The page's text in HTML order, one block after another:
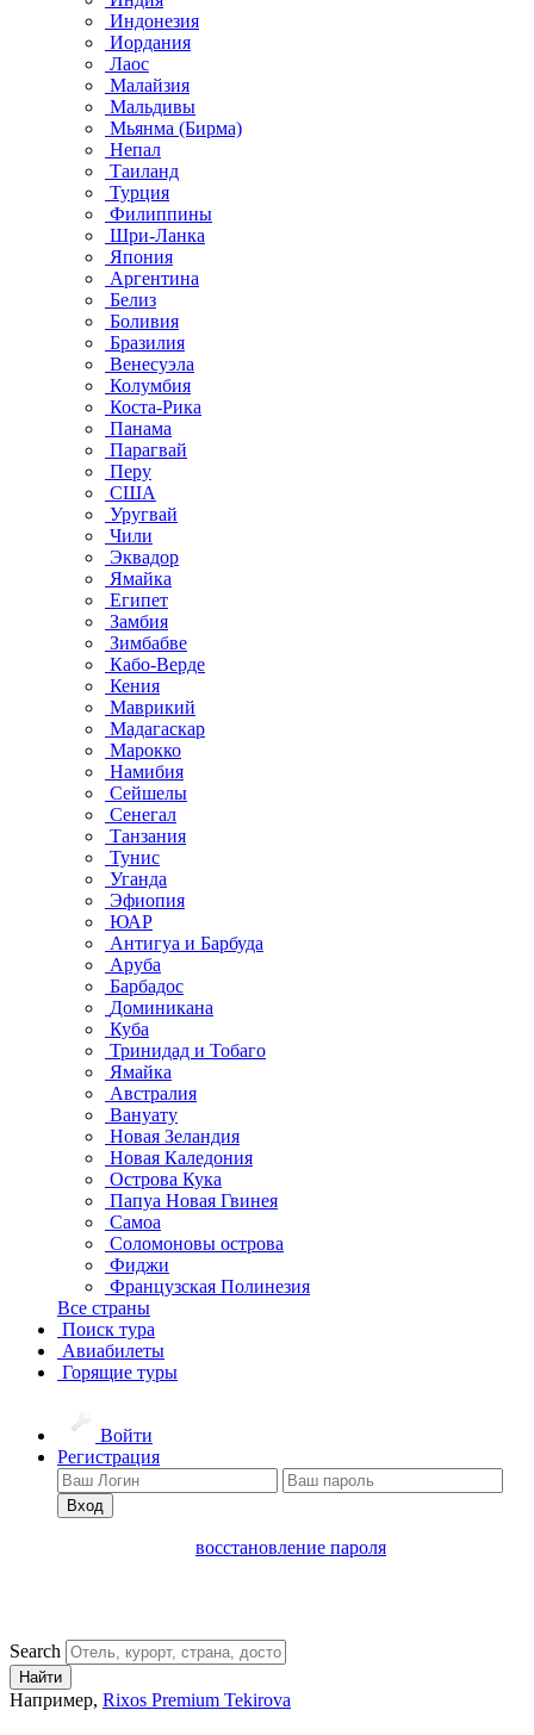
Индонезия
Иордания
Лаос
Малайзия
Мальдивы
Мьянма (Бирма)
Непал
Таиланд
Турция
Филиппины
Шри-Ланка
Япония
Аргентина
Белиз
Боливия
Бразилия
Венесуэла
Колумбия
Коста-Рика
Панама
Парагвай
Перу
США
Уругвай
Чили
Эквадор
Ямайка
Египет
Замбия
Зимбабве
Кабо-Верде
Кения
Маврикий
Мадагаскар
Марокко
Намибия
Сейшелы
Сенегал
Танзания
Тунис
Уганда
Эфиопия
ЮАР
Антигуа и Барбуда
Аруба
Барбадос
Доминикана
Куба
Тринидад и Тобаго
Ямайка
Австралия
Вануату
Новая Зеландия
Новая Каледония
Острова Кука
Папуа Новая Гвинея
Самоа
Соломоновы острова
Фиджи
Французская Полинезия
Все страны
Поиск тура
Авиабилеты
Горящие туры
Войти
Регистрация
Вход
восстановление пароля
Search
Найти
Например, Rixos Premium Tekirova